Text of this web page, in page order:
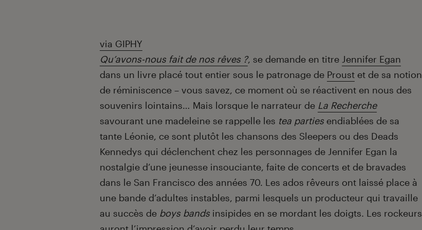
via GIPHY
Qu’avons-nous fait de nos rêves ?, se demande en titre Jennifer Egan
dans un livre placé tout entier sous le patronage de Proust et de sa notion
de réminiscence – vous savez, ce moment où se réactivent en nous des
souvenirs lointains… Mais lorsque le narrateur de La Recherche
savourant une madeleine se rappelle les tea partiesendiablées de sa
tante Léonie, ce sont plutôt les chansons des Sleepers ou des Deads
Kennedys qui déclenchent chez les personnages de Jennifer Egan la
nostalgie d’une jeunesse insouciante, faite de concerts et de bravades
dans le San Francisco des années 70. Les ados rêveurs ont laissé place à
une bande d’adultes instables, parmi lesquels un producteur qui travaille
au succès de boys bandsinsipides en se mordant les doigts. Les rockeurs